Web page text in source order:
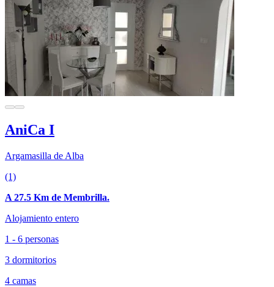
AniCa I
Argamasilla de Alba
(1)
A 27.5 Km de Membrilla.
Alojamiento entero
1 - 6 personas
3 dormitorios
4 camas